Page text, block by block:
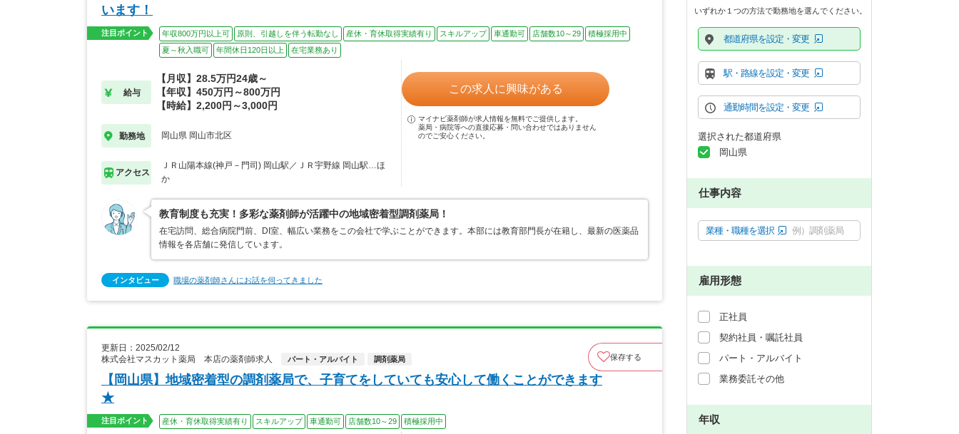
います！
注目ポイント 年収800万円以上可 原則、引越しを伴う転勤なし 産休・育休取得実績有り スキルアップ 車通勤可 店舗数10～29
積極採用中
夏～秋入職可
年間休日120日以上 在宅業務あり
給与
【月収】28.5万円24歳～
【年収】450万円～800万円
【時給】2,200円～3,000円
勤務地 岡山県 岡山市北区
アクセス
ＪＲ山陽本線(神戸－門司) 岡山駅／ＪＲ宇野線 岡山駅…ほ
か
この求人に興味がある
マイナビ薬剤師が求人情報を無料でご提供します。
薬局・病院等への直接応募・問い合わせではありません
のでご安心ください。
教育制度も充実！多彩な薬剤師が活躍中の地域密着型調剤薬局！
在宅訪問、総合病院門前、DI室、幅広い業務をこの会社で学ぶことができます。本部には教育部門長が在籍し、最新の医薬品
情報を各店舗に発信しています。
インタビュー 職場の薬剤師さんにお話を伺ってきました
更新日：2025/02/12
株式会社マスカット薬局 本店の薬剤師求人
パート・アルバイト 調剤薬局 保存する
【岡山県】地域密着型の調剤薬局で、子育てをしていても安心して働くことができます
★
注目ポイント 産休・育休取得実績有り スキルアップ 車通勤可 店舗数10～29 積極採用中
いずれか１つの方法で勤務地を選んでください。
都道府県を設定・変更
駅・路線を設定・変更
通勤時間を設定・変更
選択された都道府県
岡山県
仕事内容
業種・職種を選択 例）調剤薬局
雇用形態
正社員
契約社員・嘱託社員
パート・アルバイト
業務委託その他
年収